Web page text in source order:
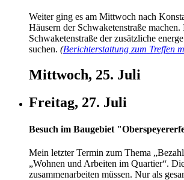
Weiter ging es am Mittwoch nach
Häusern der Schwaketenstraße machen.
Schwaketenstraße der zusätzliche
suchen. (Berichterstattung zum Treffen
Mittwoch, 25. Juli
Freitag, 27. Juli
Besuch im Baugebiet
Mein letzter Termin zum Thema
„Wohnen und Arbeiten im Quartier“.
zusammenarbeiten müssen. Nur als